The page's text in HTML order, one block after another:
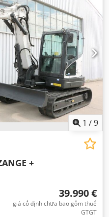
1 /9
+
39.990 €
giá cố định chưa bao gồm thuế
GTGT